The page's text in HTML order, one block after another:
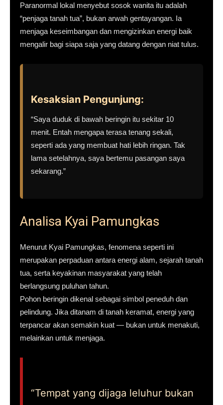
Paranormal lokal menyebut sosok wanita itu adalah
“penjaga tanah tua”, bukan arwah gentayangan. Ia
menjaga keseimbangan dan mengizinkan energi baik
mengalir bagi siapa saja yang datang dengan niat tulus.
Kesaksian Pengunjung:
“Saya duduk di bawah beringin itu sekitar 10
menit. Entah mengapa terasa tenang sekali,
seperti ada yang membuat hati lebih ringan. Tak
lama setelahnya, saya bertemu pasangan saya
sekarang.”
Analisa Kyai Pamungkas
Menurut Kyai Pamungkas, fenomena seperti ini
merupakan perpaduan antara energi alam, sejarah tanah
tua, serta keyakinan masyarakat yang telah
berlangsung puluhan tahun.
Pohon beringin dikenal sebagai simbol peneduh dan
pelindung. Jika ditanam di tanah keramat, energi yang
terpancar akan semakin kuat — bukan untuk menakuti,
melainkan untuk menjaga.
“Tempat yang dijaga leluhur bukan